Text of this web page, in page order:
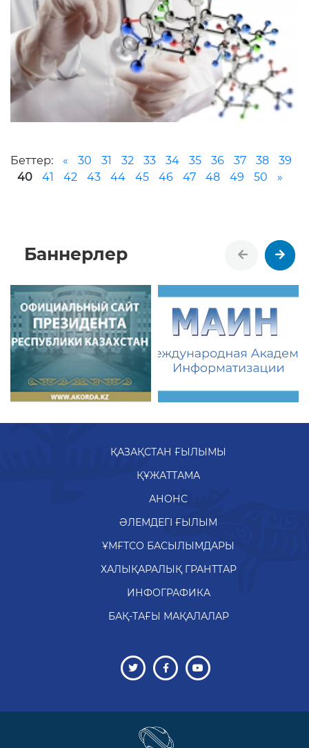
Беттер: « 30 31 32 33 34 35 36 37 38
39
40
41 42 43 44 45 46 47 48 49 50 »
Баннерлер
ҚАЗАҚСТАН ҒЫЛЫМЫ
ҚҰЖАТТАМА
АНОНС
ӘЛЕМДЕГІ ҒЫЛЫМ
ҰМҒТСО БАСЫЛЫМДАРЫ
ХАЛЫҚАРАЛЫҚ ГРАНТТАР
ИНФОГРАФИКА
БАҚ-ТАҒЫ МАҚАЛАЛАР